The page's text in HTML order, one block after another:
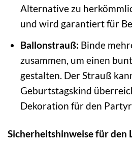
Alternative zu
und wird garantiert für
Ballonstrauß: Binde
zusammen, um einen
gestalten. Der Strauß
Geburtstagskind
Dekoration für den
Sicherheitshinweise für den